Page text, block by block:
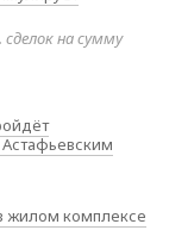
на сумму
жилом комплексе